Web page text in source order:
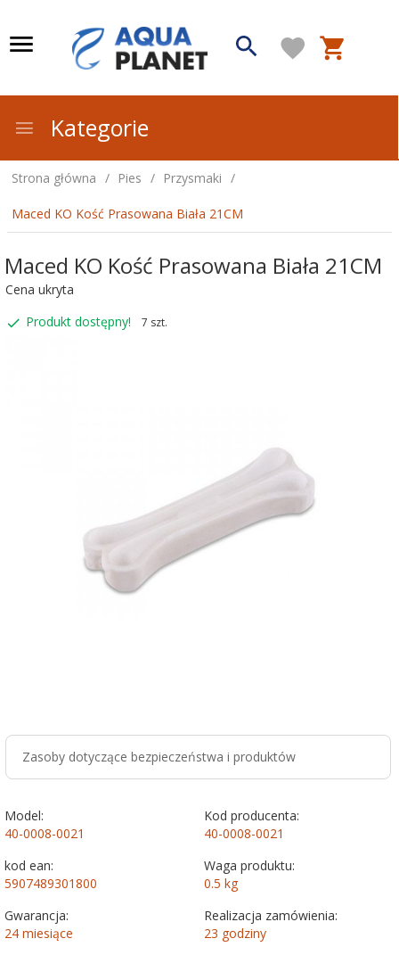
Kategorie
Strona główna Pies Przysmaki
Maced KO Kość Prasowana Biała 21CM
Maced KO Kość Prasowana Biała 21CM
Cena ukryta
Produkt dostępny!
7 szt.
Zasoby dotyczące bezpieczeństwa i produktów
Model:
40-0008-0021
Kod producenta:
40-0008-0021
kod ean:
5907489301800
Waga produktu:
0.5 kg
Gwarancja:
24 miesiące
Realizacja zamówienia:
23 godziny